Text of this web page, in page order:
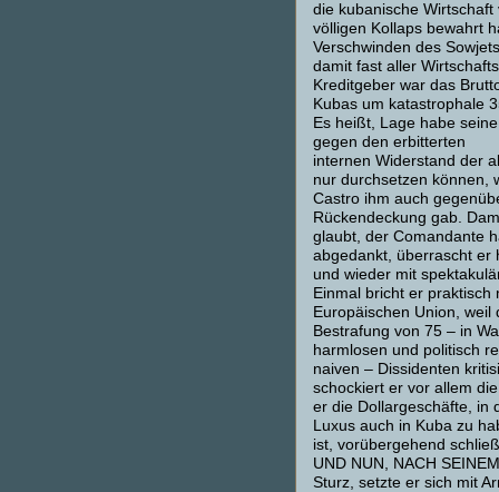
die kubanische Wirtschaft
völligen Kollaps bewahrt
Verschwinden des
damit fast aller
Kreditgeber war das
Kubas um katastrophale
Es heißt, Lage habe
gegen den erbitterten
internen Widerstand der
nur durchsetzen können,
Castro ihm auch
Rückendeckung gab.
glaubt, der Comandante
abgedankt, überrascht er
und wieder mit
Einmal bricht er praktisch
Europäischen Union, weil
Bestrafung von 75 – in
harmlosen und politisch
naiven – Dissidenten
schockiert er vor allem
er die Dollargeschäfte, in
Luxus auch in Kuba zu
ist, vorübergehend
UND NUN, NACH
Sturz, setzte er sich mit